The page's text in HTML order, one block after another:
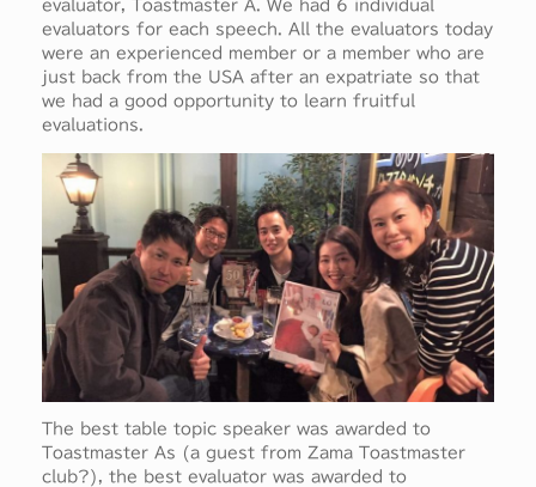
evaluator, Toastmaster A. We had 6 individual
evaluators for each speech. All the evaluators today
were an experienced member or a member who are
just back from the USA after an expatriate so that
we had a good opportunity to learn fruitful
evaluations.
The best table topic speaker was awarded to
Toastmaster As (a guest from Zama Toastmaster
club?), the best evaluator was awarded to